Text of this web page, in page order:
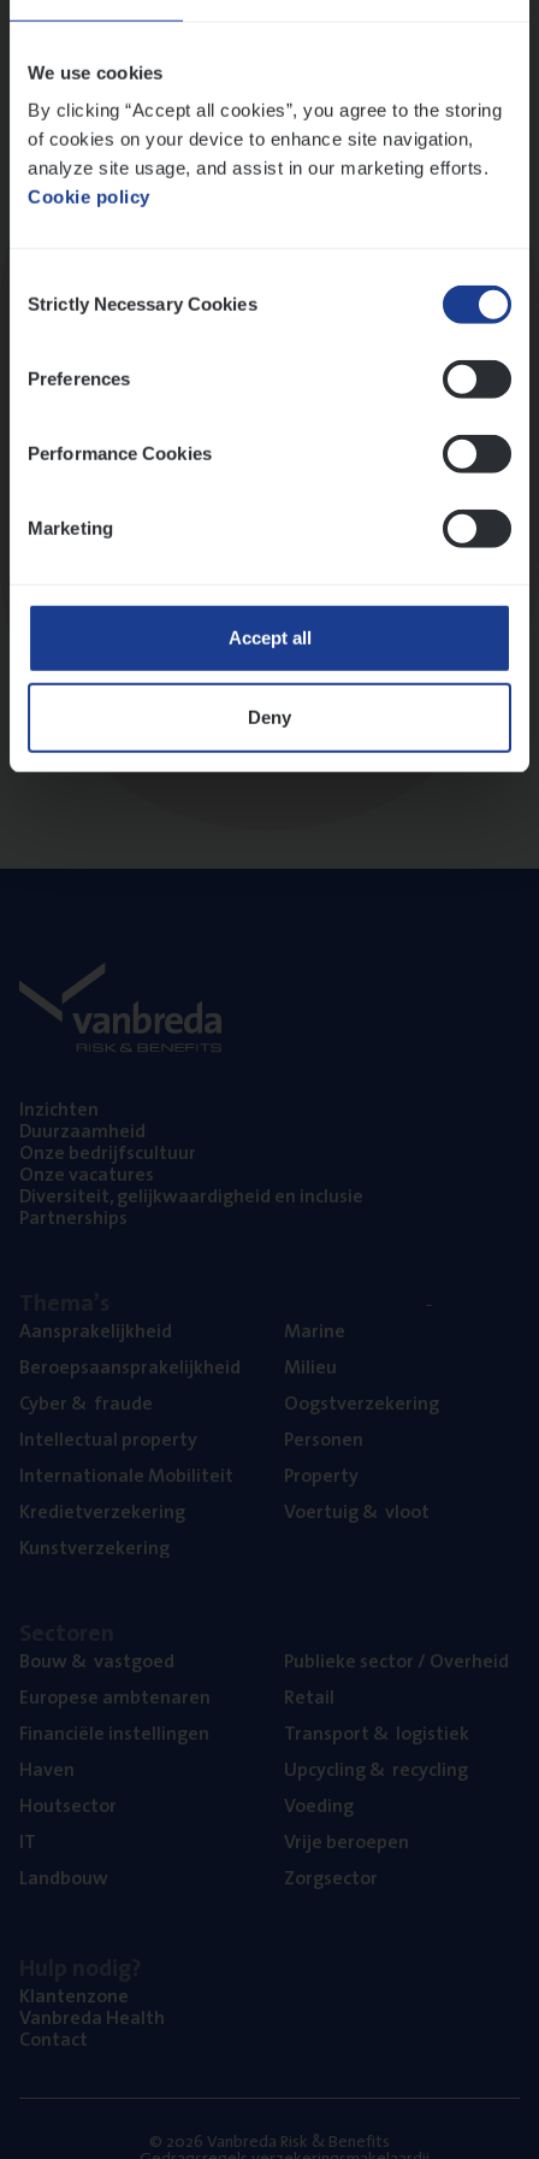
We use cookies
By clicking “Accept all cookies”, you agree to the storing
of cookies on your device to enhance site navigation,
analyze site usage, and assist in our marketing efforts.
Cookie policy
Selection
Strictly Necessary Cookies
Preferences
Performance Cookies
Marketing
Accept all
Deny
Inzich­ten
Duur­zaam­heid
Onze bedrijfs­cul­tuur
Onze vaca­tu­res
Diver­si­teit, gelijk­waar­dig­heid en inclusie
Part­ner­ships
Aan­spra­ke­lijk­heid
Beroeps­aan­spra­ke­lijk­heid
Cyber& fraude
Intel­lec­tu­al property
Inter­na­ti­o­na­le Mobiliteit
Kre­diet­ver­ze­ke­ring
Kunst­ver­ze­ke­ring
Mari­ne
Mili­eu
Oogst­ver­ze­ke­ring
Per­so­nen
Pro­per­ty
Voer­tuig& vloot
Bouw& vastgoed
Euro­pe­se ambtenaren
Finan­ci­ë­le instellingen
Haven
Hout­sec­tor
IT
Land­bouw
Publie­ke sec­tor / Overheid
Retail
Trans­port& logistiek
Upcy­cling& recycling
Voe­ding
Vrije beroe­pen
Zorg­sec­tor
Klan­ten­zo­ne
Van­b­re­da Health
Con­tact
© 2026 Vanbreda Risk & Benefits